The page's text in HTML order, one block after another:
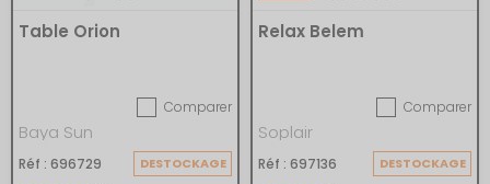
Table Orion
Comparer
Baya Sun
Réf : 696729 DESTOCKAGE
Relax Belem
Comparer
Soplair
Réf : 697136 DESTOCKAGE